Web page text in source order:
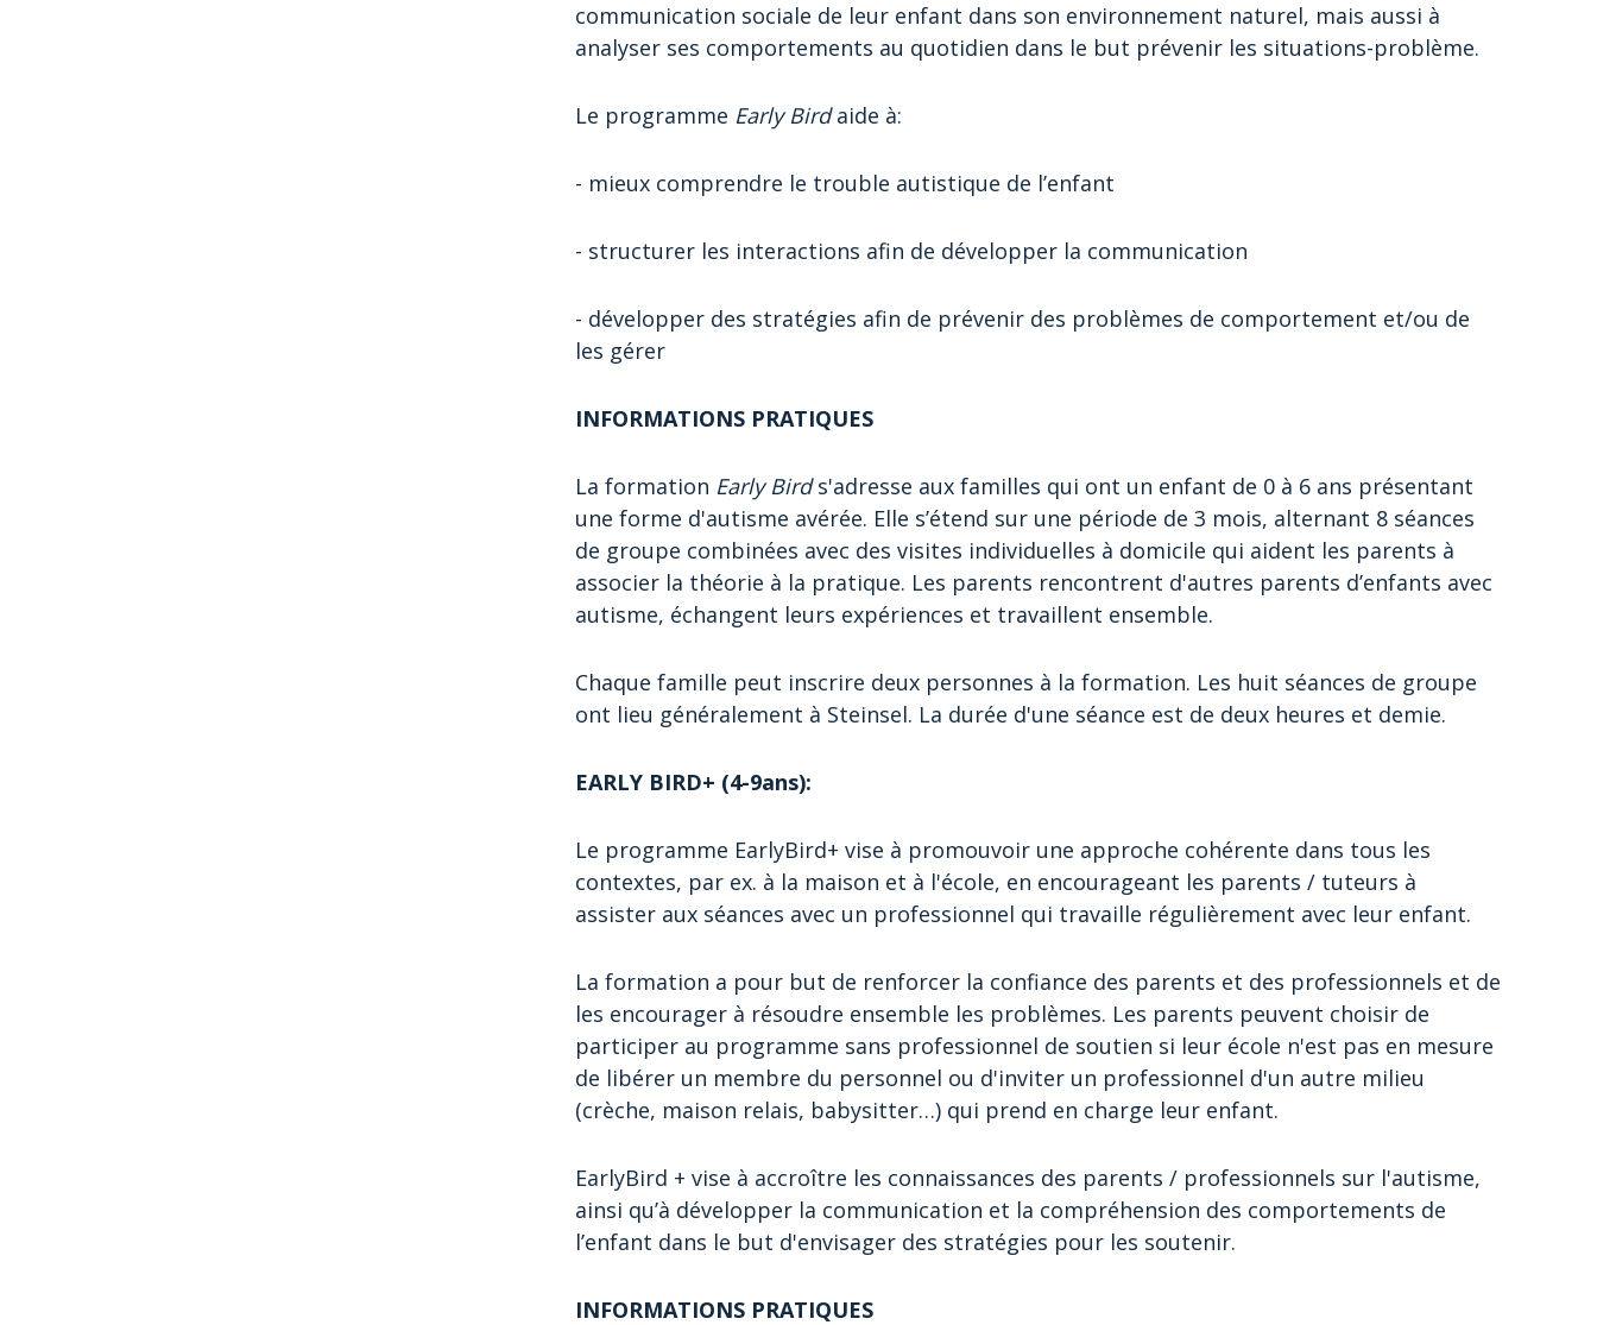
communication sociale de leur enfant dans son environnement naturel, mais aussi à
analyser ses comportements au quotidien dans le but prévenir les situations-problème.
Le programme Early Bird aide à:
- mieux comprendre le trouble autistique de l’enfant
- structurer les interactions afin de développer la communication
- développer des stratégies afin de prévenir des problèmes de comportement et/ou de
les gérer
INFORMATIONS PRATIQUES
La formation Early Birds'adresse aux familles qui ont un enfant de 0 à 6 ans présentant
une forme d'autisme avérée. Elle s’étend sur une période de 3 mois, alternant 8 séances
de groupe combinées avec des visites individuelles à domicile qui aident les parents à
associer la théorie à la pratique. Les parents rencontrent d'autres parents d’enfants avec
autisme, échangent leurs expériences et travaillent ensemble.
Chaque famille peut inscrire deux personnes à la formation. Les huit séances de groupe
ont lieu généralement à Steinsel. La durée d'une séance est de deux heures et demie.
EARLY BIRD+ (4-9ans):
Le programme EarlyBird+ vise à promouvoir une approche cohérente dans tous les
contextes, par ex. à la maison et à l'école, en encourageant les parents / tuteurs à
assister aux séances avec un professionnel qui travaille régulièrement avec leur enfant.
La formation a pour but de renforcer la confiance des parents et des professionnels et de
les encourager à résoudre ensemble les problèmes. Les parents peuvent choisir de
participer au programme sans professionnel de soutien si leur école n'est pas en mesure
de libérer un membre du personnel ou d'inviter un professionnel d'un autre milieu
(crèche, maison relais, babysitter…) qui prend en charge leur enfant.
EarlyBird + vise à accroître les connaissances des parents / professionnels sur l'autisme,
ainsi qu’à développer la communication et la compréhension des comportements de
l’enfant dans le but d'envisager des stratégies pour les soutenir.
INFORMATIONS PRATIQUES